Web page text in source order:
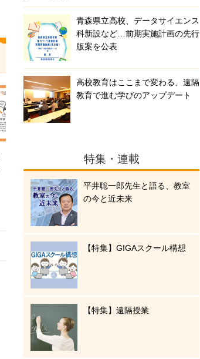
青森県立高校、データサイエンス
科新設など…前期実施計画の先行
版案を公表
高校教育はここまで変わる、遠隔
教育で進む学びのアップデート
特集・連載
平井聡一郎先生と語る、教室
の今と近未来
【特集】GIGAスクール構想
【特集】遠隔授業